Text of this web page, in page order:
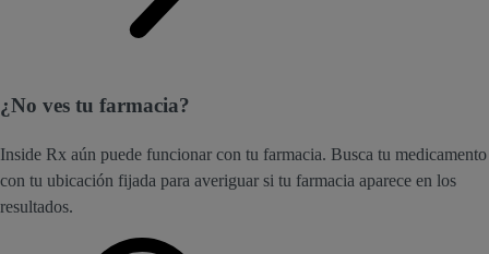
¿No ves tu farmacia?
Inside Rx aún puede funcionar con tu farmacia. Busca tu medicamento
con tu ubicación fijada para averiguar si tu farmacia aparece en los
resultados.